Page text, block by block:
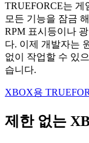
TRUEFORCE는
모든 기능을 잠금
RPM 표시등이나
다. 이제 개발자는
없이 작업할 수 있
습니다.
XBOX용
제한 없는